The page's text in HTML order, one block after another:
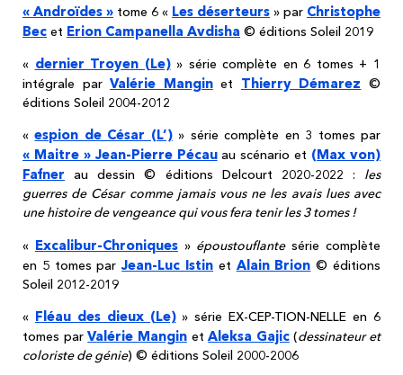
« Androïdes » tome 6 « Les déserteurs » par Christophe
Bec et Erion Campanella Avdisha © éditions Soleil 2019
« dernier Troyen (Le)» série complète en 6 tomes + 1
intégrale parValérie Manginet Thierry Démarez ©
éditions Soleil 2004-2012
«espion de César (L’)» série complète en 3 tomes par
« Maitre » Jean-Pierre Pécauau scénario et (Max von)
Fafner au dessin © éditions Delcourt 2020-2022 : les
guerres de César comme jamais vous ne les avais lues avec
une histoire de vengeance qui vous fera tenir les 3 tomes !
« Excalibur-Chroniques» époustouflantesérie complète
en 5 tomes parJean-Luc Istin et Alain Brion © éditions
Soleil 2012-2019
« Fléau des dieux (Le)» série EX-CEP-TION-NELLE en 6
tomes parValérie ManginetAleksa Gajic(dessinateur et
coloriste de génie) © éditions Soleil 2000-2006